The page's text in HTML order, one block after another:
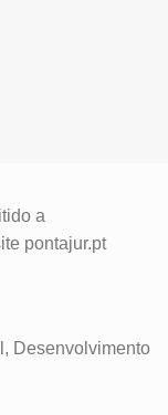
a
pontajur.pt
Desenvolvimento